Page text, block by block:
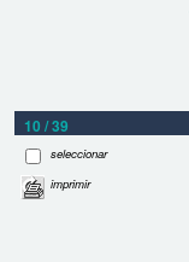
10 / 39
seleccionar
imprimir